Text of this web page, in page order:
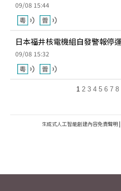
09/08 15:44
日本福井核電機組自發警報停
09/08 15:32
1 2 3 4 5 6 7 8
生成式人工智能創建內容免責聲明 |